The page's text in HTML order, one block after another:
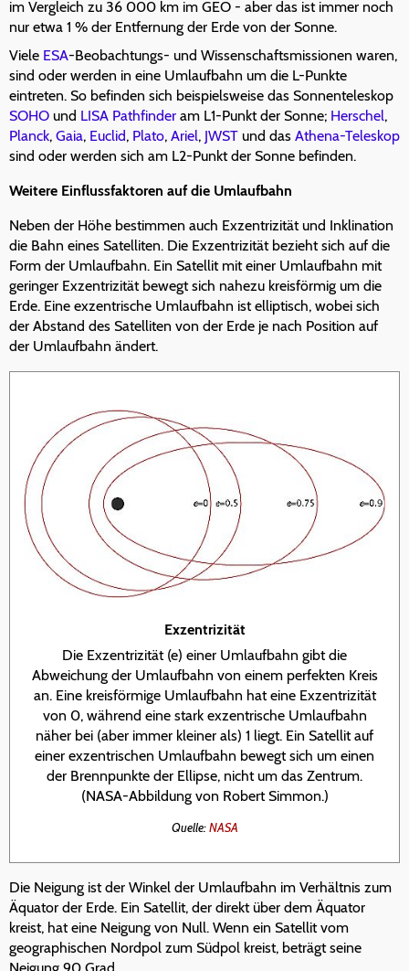
im Vergleich zu 36 000 km im GEO - aber das ist immer noch
nur etwa 1 % der Entfernung der Erde von der Sonne.
Viele ESA-Beobachtungs- und Wissenschaftsmissionen waren,
sind oder werden in eine Umlaufbahn um die L-Punkte
eintreten. So befinden sich beispielsweise das Sonnenteleskop
SOHO und LISA Pathfinder am L1-Punkt der Sonne; Herschel,
Planck, Gaia, Euclid, Plato, Ariel, JWST und das Athena-Teleskop
sind oder werden sich am L2-Punkt der Sonne befinden.
Weitere Einflussfaktoren auf die Umlaufbahn
Neben der Höhe bestimmen auch Exzentrizität und Inklination
die Bahn eines Satelliten. Die Exzentrizität bezieht sich auf die
Form der Umlaufbahn. Ein Satellit mit einer Umlaufbahn mit
geringer Exzentrizität bewegt sich nahezu kreisförmig um die
Erde. Eine exzentrische Umlaufbahn ist elliptisch, wobei sich
der Abstand des Satelliten von der Erde je nach Position auf
der Umlaufbahn ändert.
Exzentrizität
Die Exzentrizität (e) einer Umlaufbahn gibt die
Abweichung der Umlaufbahn von einem perfekten Kreis
an. Eine kreisförmige Umlaufbahn hat eine Exzentrizität
von 0, während eine stark exzentrische Umlaufbahn
näher bei (aber immer kleiner als) 1 liegt. Ein Satellit auf
einer exzentrischen Umlaufbahn bewegt sich um einen
der Brennpunkte der Ellipse, nicht um das Zentrum.
(NASA-Abbildung von Robert Simmon.)
Quelle:NASA
Die Neigung ist der Winkel der Umlaufbahn im Verhältnis zum
Äquator der Erde. Ein Satellit, der direkt über dem Äquator
kreist, hat eine Neigung von Null. Wenn ein Satellit vom
geographischen Nordpol zum Südpol kreist, beträgt seine